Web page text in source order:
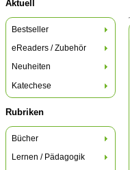
Aktuell
Bestseller
eReaders / Zubehör
Neuheiten
Katechese
Rubriken
Bücher
Lernen / Pädagogik